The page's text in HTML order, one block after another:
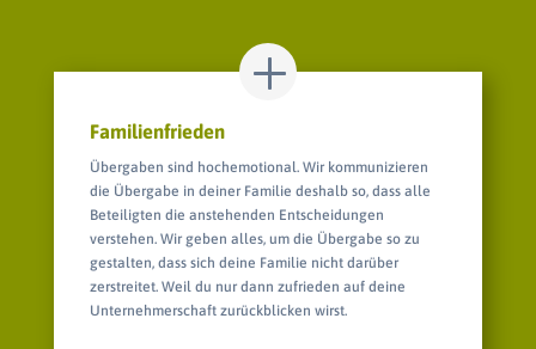
Familienfrieden
Übergaben sind hochemotional. Wir kommunizieren
die Übergabe in deiner Familie deshalb so, dass alle
Beteiligten die anstehenden Entscheidungen
verstehen. Wir geben alles, um die Übergabe so zu
gestalten, dass sich deine Familie nicht darüber
zerstreitet. Weil du nur dann zufrieden auf deine
Unternehmerschaft zurückblicken wirst.